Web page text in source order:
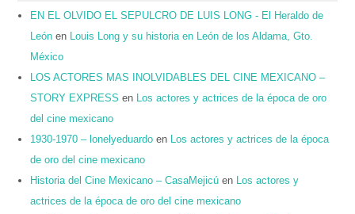
EN EL OLVIDO EL SEPULCRO DE LUIS LONG - El Heraldo de
León en
Louis Long y su historia en León de los Aldama, Gto.
México
LOS ACTORES MAS INOLVIDABLES DEL CINE MEXICANO –
STORY EXPRESS en
Los actores y actrices de la época de oro
del cine mexicano
1930-1970 – lonelyeduardo en
Los actores y actrices de la época
de oro del cine mexicano
Historia del Cine Mexicano – CasaMejicú en
Los actores y
actrices de la época de oro del cine mexicano